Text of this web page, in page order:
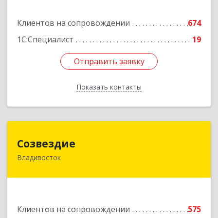
Клиентов на сопровождении
674
1С:Специалист
19
Отправить заявку
Показать контакты
Отправить заявку
Назад
Созвездие
Владивосток
Клиентов на сопровождении
575
690069, Приморский край, Владивосток г,